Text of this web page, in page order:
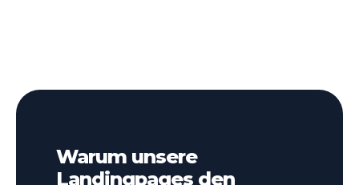
Warum unsere
Landingpages den